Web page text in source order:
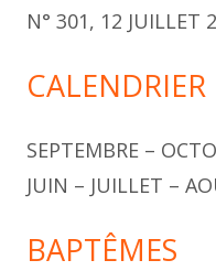
N° 301, 12 JUILLET
CALENDRIER
SEPTEMBRE –
JUIN – JUILLET –
BAPTÊMES